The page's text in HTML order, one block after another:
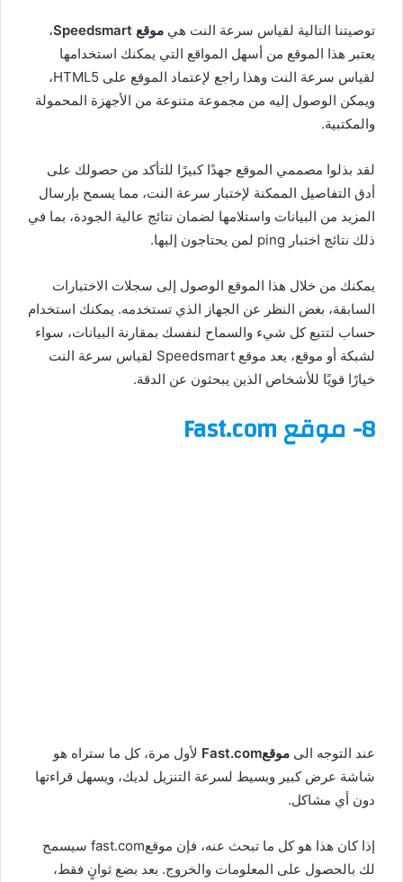
توصيتنا التالية لقياس سرعة النت هي موقع Speedsmart
،
يعتبر هذا الموقع من أسهل المواقع التي يمكنك استخدامها
لقياس سرعة النت وهذا راجع لإعتماد الموقع على HTML5،
ويمكن الوصول إليه من مجموعة متنوعة من الأجهزة المحمولة
والمكتبية.
لقد بذلوا مصممي الموقع جهدًا كبيرًا للتأكد من حصولك على
أدق التفاصيل الممكنة لإختبار سرعة النت، مما يسمح بإرسال
المزيد من البيانات واستلامها لضمان نتائج عالية الجودة، بما في
ذلك نتائج اختبار ping لمن يحتاجون إليها.
يمكنك من خلال هذا الموقع الوصول إلى سجلات الاختبارات
السابقة، بغض النظر عن الجهاز الذي تستخدمه. يمكنك استخدام
حساب لتتبع كل شيء والسماح لنفسك بمقارنة البيانات، سواء
لشبكة أو موقع، يعد موقع Speedsmart لقياس سرعة النت
خيارًا قويًا للأشخاص الذين يبحثون عن الدقة.
8- موقع Fast.com
عند التوجه الى موقعFast.com
لأول مرة، كل ما ستراه هو
شاشة عرض كبير وبسيط لسرعة التنزيل لديك، ويسهل قراءتها
دون أي مشاكل.
إذا كان هذا هو كل ما تبحث عنه، فإن موقعfast.com سيسمح
لك بالحصول على المعلومات والخروج. بعد بضع ثوانٍ فقط،